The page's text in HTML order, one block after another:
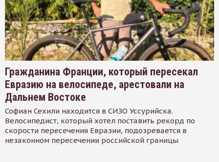
Гражданина Франции, который пересекал
Евразию на велосипеде, арестовали на
Дальнем Востоке
Софиан Сехили находится в СИЗО Уссурийска.
Велосипедист, который хотел поставить рекорд по
скорости пересечения Евразии, подозревается в
незаконном пересечении российской границы